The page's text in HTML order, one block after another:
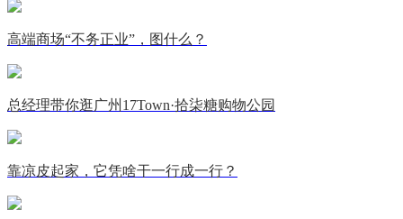
高端商场“不务正业”，图什么？
总经理带你逛广州17Town·拾柒糖购物公园
靠凉皮起家，它凭啥干一行成一行？